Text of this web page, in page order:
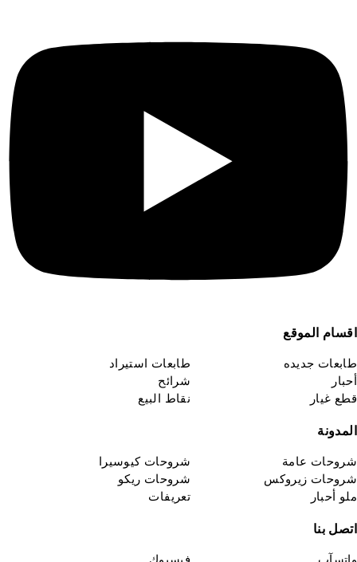
الموقع
جديده
طابعات استيراد
شرائح
غيار
نقاط البيع
عامة
شروحات كيوسيرا
زيروكس
شروحات ريكو
أحبار
تعريفات
بنا